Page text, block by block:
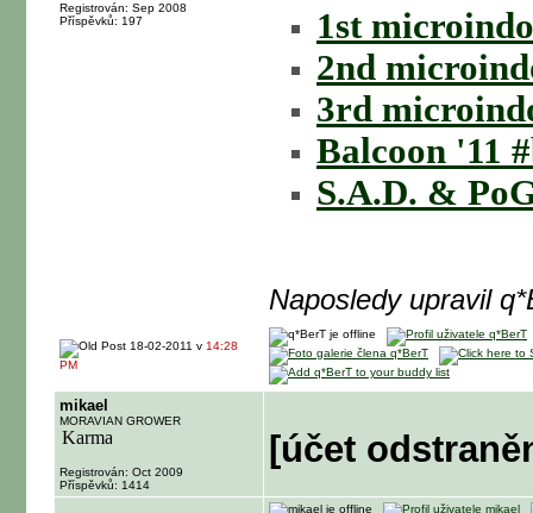
Registrován: Sep 2008
Příspěvků: 197
1st
2nd
3rd
Balcoon '11
S.A.D. &
Naposledy upravil
18-02-2011 v 14:28
PM
mikael
MORAVIAN GROWER
Registrován: Oct 2009
Příspěvků: 1414
[účet